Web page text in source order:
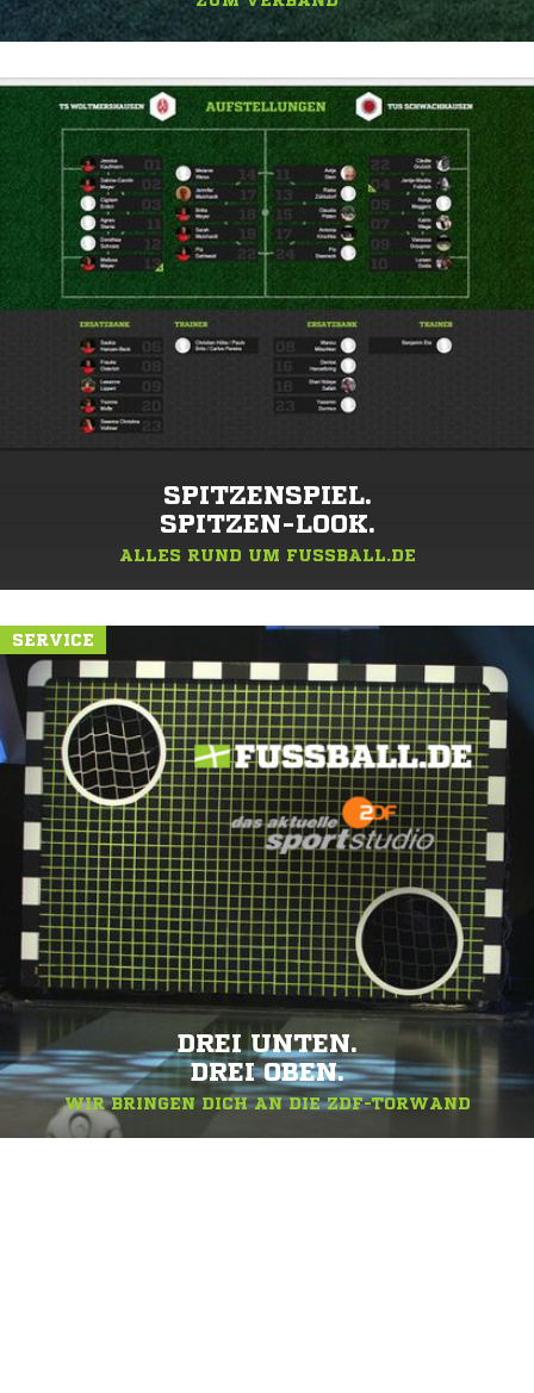
SPITZENSPIEL.
SPITZEN-LOOK.
ALLES RUND UM FUSSBALL.DE
SERVICE
DREI UNTEN.
DREI OBEN.
WIR BRINGEN DICH AN DIE ZDF-TORWAND